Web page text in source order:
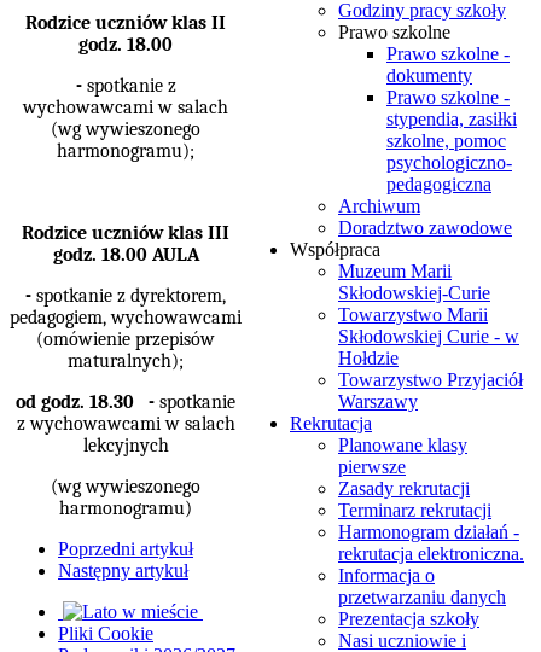
Godziny pracy szkoły
Prawo szkolne
Prawo szkolne -
dokumenty
Prawo szkolne -
stypendia, zasiłki
szkolne, pomoc
psychologiczno-
pedagogiczna
Archiwum
Doradztwo zawodowe
Współpraca
Muzeum Marii
Skłodowskiej-Curie
Towarzystwo Marii
Skłodowskiej Curie - w
Hołdzie
Towarzystwo Przyjaciół
Warszawy
Rekrutacja
Planowane klasy
pierwsze
Zasady rekrutacji
Terminarz rekrutacji
Harmonogram działań -
rekrutacja elektroniczna.
Informacja o
przetwarzaniu danych
Prezentacja szkoły
Nasi uczniowie i
Rodzice uczniów klas II
godz. 18.00
- spotkanie z
wychowawcami w salach
(wg wywieszonego
harmonogramu);
Rodzice uczniów klas III
godz. 18.00 AULA
- spotkanie z dyrektorem,
pedagogiem, wychowawcami
(omówienie przepisów
maturalnych);
od godz. 18.30 - spotkanie
z wychowawcami w salach
lekcyjnych
(wg wywieszonego
harmonogramu)
Poprzedni artykuł
Następny artykuł
Pliki Cookie